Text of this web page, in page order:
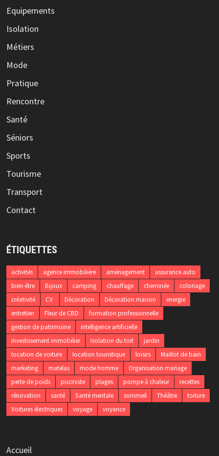
Equipements
Isolation
Métiers
Mode
Pratique
Rencontre
Santé
Séniors
Sports
Tourisme
Transport
Contact
ÉTIQUETTES
activités agence immobilière aménagement
assurance auto
bien-être
Bijoux camping chauffage cheminée
coloriage
créativité
CV Décoration Décoration maison
energie
entretien
Fleur de CBD
formation professionnelle
gestion de patrimoine
intelligence artificielle
investissement immobilier
Isolation du toit
jardin
location de voiture
location touristique loisirs
Maillot de bain
marketing
matelas mode homme
Organisation mariage
perte de poids
pisciniste plages pompe à chaleur
recettes
rénovation
santé Santé mentale sommeil Théâtre
toiture
Voitures électriques
voyage voyance
Accueil